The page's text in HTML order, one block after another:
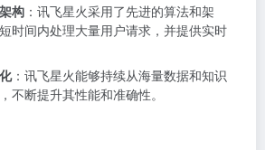
构 ：讯飞星火采用了先进的算法和架
时间内处理大量用户请求，并提供实时
：讯飞星火能够持续从海量数据和知识
不断提升其性能和准确性。